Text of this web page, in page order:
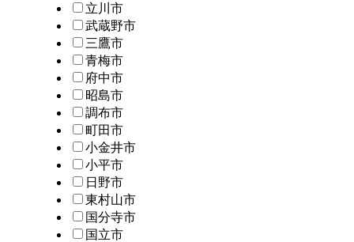
立川市
武蔵野市
三鷹市
青梅市
府中市
昭島市
調布市
町田市
小金井市
小平市
日野市
東村山市
国分寺市
国立市